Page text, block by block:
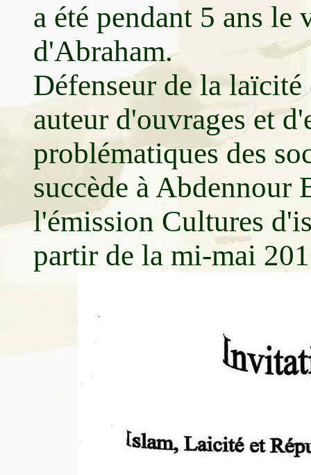
a été pendant 5 ans le
d'Abraham.
Défenseur de la
auteur d'ouvrages et
problématiques des
succède à Abdennour
l'émission Cultures
partir de la mi-mai